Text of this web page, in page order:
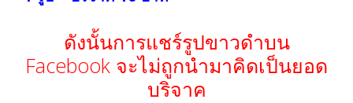
ดังนั้นการแชร์รูปขาวดำบน
Facebook จะไม่ถูกนำมาคิดเป็นยอด
บริจาค